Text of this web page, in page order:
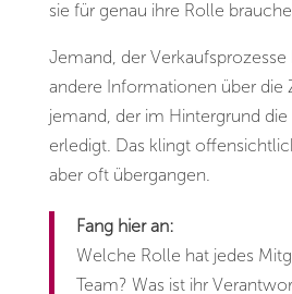
sie für genau ihre Rolle
Jemand, der
andere Informationen über die
jemand, der im Hintergrund
erledigt. Das klingt
aber oft übergangen.
Fang hier an:
Welche Rolle hat jedes
Team? Was ist ihr